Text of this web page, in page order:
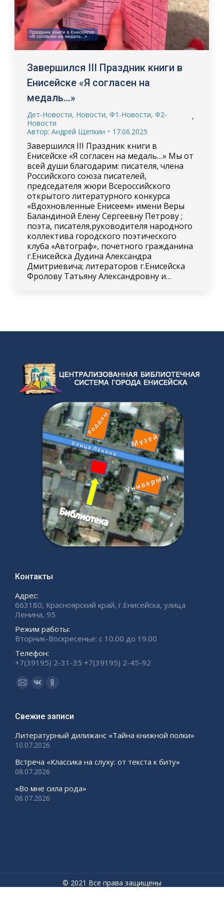
Завершился III Праздник книги в
Енисейске «Я согласен на
медаль…»
Дет-Новости, Новости, Ф1-Новости, Ф2-
Новости
Автор: Андрей Щепкин 17.06.2025
Завершился III Праздник книги в
Енисейске «Я согласен на медаль…» Мы от
всей души благодарим: писателя, члена
Российского союза писателей,
председателя жюри Всероссийского
открытого литературного конкурса
«Вдохновленные Енисеем» имени Веры
Баландиной Елену Сергеевну Петрову ;
поэта, писателя,руководителя народного
коллектива городского поэтического
клуба «Автограф», почетного гражданина
г.Енисейска Дудина Александра
Дмитриевича; литераторов г.Енисейска
Фролову Татьяну Александровну и…
Контакты
Адрес:
663180, Красноярский край, г.Енисейска, улица
Ленина, 95
Режим работы:
Вторник-Воскресенье: с 10.00 до 19.00
Телефон:
+7(39195) 2-31-35 +7(39195) 2-45-92
Ищите нас:
Страница
открывается
новом
Страница
открывается
новом
Страница
открывается
новом
Свежие записи
Литературный дилижанс «Тайна книжной полки»
10.07.2026
Встреча «Классика на слуху: от текста к биту»
08.07.2026
«Во мне сила рода»
06.07.2026
© 2021 Все права защищены